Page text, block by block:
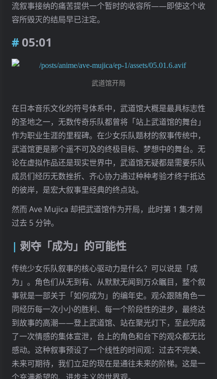
流叙事接纳的痛苦提供一个暂时的收容所——即使这个收
容所毁灭的结局早已注定。
05:01
武道馆开局
在日本音乐文化的符号体系中，武道馆大概是最具标志性
的圣地之一，无数传奇乐队都曾将「站上武道馆的舞台」
作为职业生涯的里程碑。在少女乐队题材的叙事传统中，
武道馆更是那个遥不可及的终极目标、梦想中的舞台。无
论在虚拟作品还是现实世界中，武道馆无疑都是需要乐队
成员们经历无数挫折、齐心协力通过种种考验才终于抵达
的彼岸，是宏大叙事里经典的终点站。
然而 Ave Mujica 却把武道馆作为开局，此时第 1 集才刚
过去 5 分钟。
剥夺「成为」的可能性
传统少女乐队叙事的核心驱动力是什么？可以说是「成
为」。角色们从无到有、从默默无闻到万众瞩目，整个叙
事就是一部关于「如何成为」的编年史。观众跟随角色一
同经历每一次小小的胜利、每一个阶段性的进步，最终达
到故事的高潮——登上武道馆、站在聚光灯下，至此完成
了一次情感的集体宣泄，台上的角色和台下的观众都无比
感动。这种叙事预设了一个线性的时间观：过去不完美、
未来可期待，我们立足的现在是通往未来的阶梯。这是一